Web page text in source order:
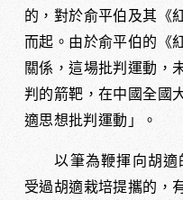
的，對於俞平伯及其《
而起。由於俞平伯的《
關係，這場批判運動，
判的箭靶，在中國全國
適思想批判運動」。
以筆為鞭揮向胡
受過胡適栽培提攜的，